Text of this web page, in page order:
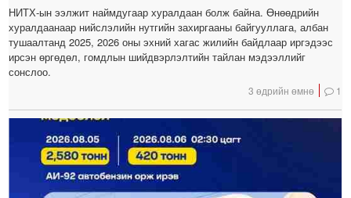
НИТХ-ын ээлжит наймдугаар хуралдаан болж байна. Өнөөдрийн
хуралдаанаар нийслэлийн нутгийн захиргааны байгууллага, албан
тушаалтанд 2025, 2026 оны эхний хагас жилийн байдлаар иргэдээс
ирсэн өргөдөл, гомдлын шийдвэрлэлтийн тайлан мэдээллийг
сонслоо.
3 өдрийн өмнө 1